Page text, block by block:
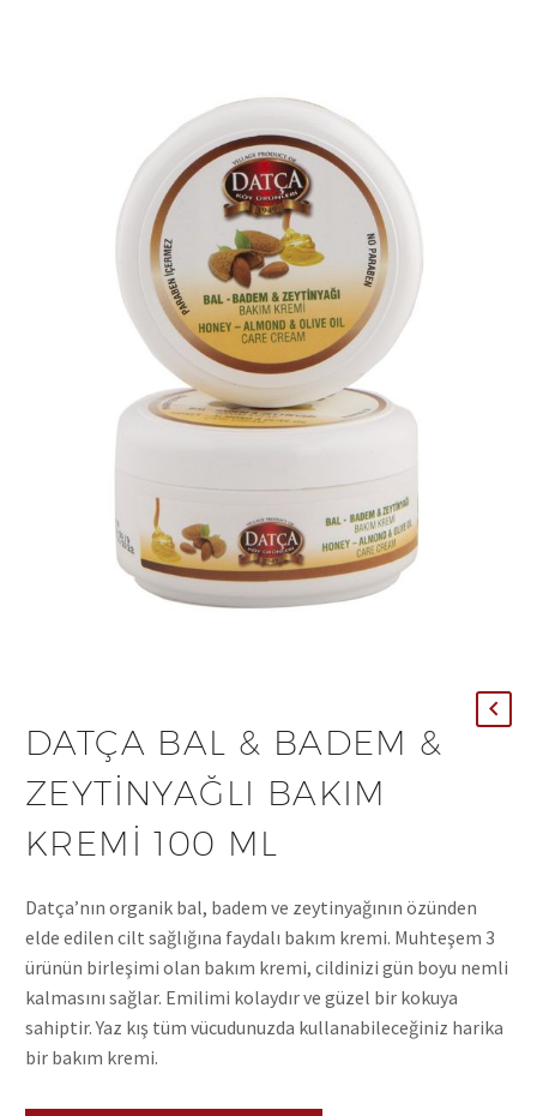
DATÇA BAL & BADEM &
ZEYTINYAĞLI BAKIM
KREMI 100 ML
Datça’nın organik bal, badem ve zeytinyağının özünden
elde edilen cilt sağlığına faydalı bakım kremi. Muhteşem 3
ürünün birleşimi olan bakım kremi, cildinizi gün boyu nemli
kalmasını sağlar. Emilimi kolaydır ve güzel bir kokuya
sahiptir. Yaz kış tüm vücudunuzda kullanabileceğiniz harika
bir bakım kremi.